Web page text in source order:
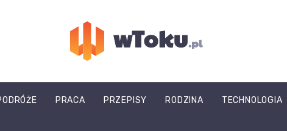
wtoku.pl
PRACA PRZEPISY RODZINA TECHNOLOGIA